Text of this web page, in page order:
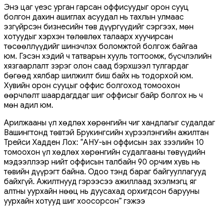
Энэ цаг үеэс урган гарсан оффисуудыг орон сууц
болгон дахин ашиглах асуудал нь тахлын улмаас
эзгүйрсэн бизнесийн төв дүүргүүдийг сэргээх, мөн
хотуудыг хэрхэн төлөвлөх талаарх хуучирсан
төсөөллүүдийг шинэчлэх боломжтой болгож байгаа
юм. Гэсэн хэдий ч татварын хууль тогтоомж, бүсчлэлийн
хязгаарлалт зэрэг олон саад бэрхшээл тулгардаг
бөгөөд хялбар шилжилт биш байх нь тодорхой юм.
Хувийн орон сууцыг оффис болгоход томоохон
өөрчлөлт шаардагддаг шиг оффисыг байр болгох нь ч
мөн адил юм.
Арилжааны үл хөдлөх хөрөнгийн чиг хандлагыг судалдаг
Вашингтонд төвтэй Брукингсийн хүрээлэнгийн ажилтан
Трейси Хадден Лох: “АНУ-ын оффисын зах зээлийн 10
томоохон үл хөдлөх хөрөнгийн судалгааны төвүүдийн
мэдээллээр нийт оффисын талбайн 90 орчим хувь нь
төвийн дүүрэгт байна. Одоо тэнд бараг байгууллагууд
байхгүй. Ажилтнууд гэрээсээ ажиллаад эхэлмэгц яг
алтны уурхайн нөөц нь дуусахад орхигдсон барууны
уурхайн хотууд шиг хоосорсон” гэжээ